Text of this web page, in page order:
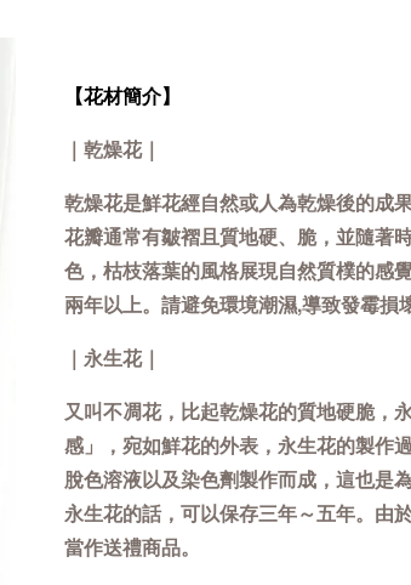
【花材簡介】
｜乾燥花｜
乾燥花是鮮花經自然或人為乾燥後的成
花瓣通常有皺褶且質地硬、脆，並隨著
色，枯枝落葉的風格展現自然質樸的感
兩年以上。請避免環境潮濕,導致發霉損
｜永生花｜
又叫不凋花，比起乾燥花的質地硬脆，
感」，宛如鮮花的外表，永生花的製作
脫色溶液以及染色劑製作而成，這也是
永生花的話，可以保存三年～五年。由
當作送禮商品。